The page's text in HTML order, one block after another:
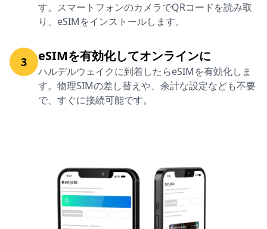
す。スマートフォンのカメラでQRコードを読み取
り、eSIMをインストールします。
3 eSIMを有効化してオンラインに
ハルデルウェイクに到着したらeSIMを有効化しま
す。物理SIMの差し替えや、余計な設定なども不要
で、すぐに接続可能です。